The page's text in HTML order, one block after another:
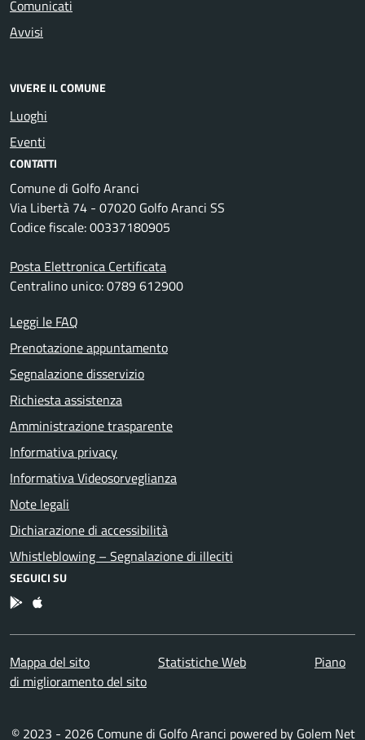
Comunicati
Avvisi
VIVERE IL COMUNE
Luoghi
Eventi
CONTATTI
Comune di Golfo Aranci
Via Libertà 74 - 07020 Golfo Aranci SS
Codice fiscale: 00337180905
Posta Elettronica Certificata
Centralino unico: 0789 612900
Leggi le FAQ
Prenotazione appuntamento
Segnalazione disservizio
Richiesta assistenza
Amministrazione trasparente
Informativa privacy
Informativa Videosorveglianza
Note legali
Dichiarazione di accessibilità
Whistleblowing – Segnalazione di illeciti
SEGUICI SU
App Android
App IOS
Mappa del sito Statistiche Web
Piano
di miglioramento del sito
© 2023 - 2026 Comune di Golfo Aranci powered by Golem Net